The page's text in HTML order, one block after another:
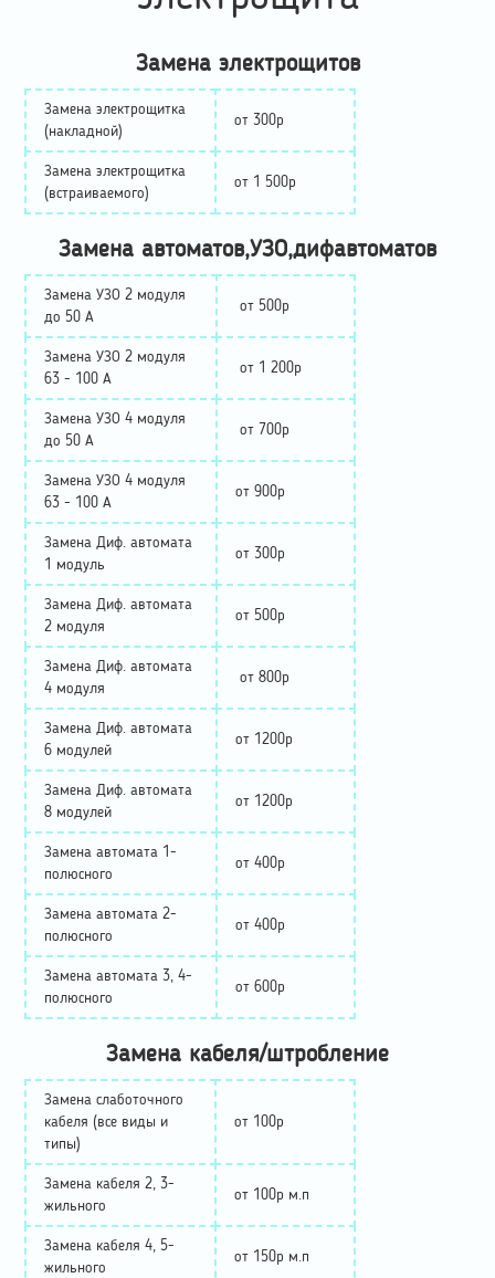
Замена электрощитов
Замена электрощитка
(накладной)
от 300р
Замена электрощитка
(встраиваемого)
от 1 500р
Замена автоматов,УЗО,дифавтоматов
Замена УЗО 2 модуля
до 50 А
от 500р
Замена УЗО 2 модуля
63 - 100 А
от 1 200р
Замена УЗО 4 модуля
до 50 А
от 700р
Замена УЗО 4 модуля
63 - 100 А
от 900р
Замена Диф. автомата
1 модуль
от 300р
Замена Диф. автомата
2 модуля
от 500р
Замена Диф. автомата
4 модуля
от 800р
Замена Диф. автомата
6 модулей
от 1200р
Замена Диф. автомата
8 модулей
от 1200р
Замена автомата 1-
полюсного
от 400р
Замена автомата 2-
полюсного
от 400р
Замена автомата 3, 4-
полюсного
от 600р
Замена кабеля/штробление
Замена слаботочного
кабеля (все виды и
типы)
от 100р
Замена кабеля 2, 3-
жильного
от 100р м.п
Замена кабеля 4, 5-
жильного
от 150р м.п